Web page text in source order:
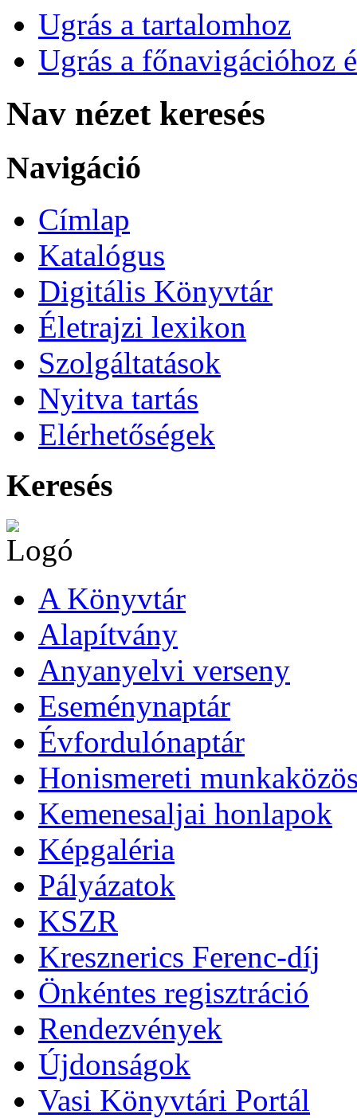
Ugrás a tartalomhoz
Ugrás a főnavigációhoz
Nav nézet keresés
Navigáció
Címlap
Katalógus
Digitális Könyvtár
Életrajzi lexikon
Szolgáltatások
Nyitva tartás
Elérhetőségek
Keresés
A Könyvtár
Alapítvány
Anyanyelvi verseny
Eseménynaptár
Évfordulónaptár
Honismereti
Kemenesaljai honlapok
Képgaléria
Pályázatok
KSZR
Kresznerics Ferenc-díj
Önkéntes regisztráció
Rendezvények
Újdonságok
Vasi Könyvtári Portál